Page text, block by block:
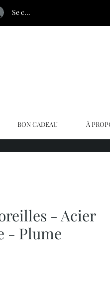
Se connecter
BON CADEAU À
- Acier
- Plume